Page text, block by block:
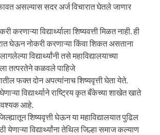
असल्यास सदर अर्ज विचारात घेतले जाणार
करणाऱ्या विद्यार्थ्याला शिष्यवत्ती मिळत नाही. ही
घेऊन नोकरी करणाऱ्या किंवा शिकत असताना
विद्यार्थ्यांनी तसे महाविद्यालयाच्या
तत्परतेने कळवले पाहिजे
फक्त दोन अपत्यांनाच शिष्यवृत्ती घेता येते.
विद्यार्थ्याने राष्ट्रिय कृत बँकेच्या शाखेत खाते
आहे.
शिष्यवृत्ती घेऊन या महाविद्यालयात पुढिल
येणाऱ्या विद्यार्थ्यांना तेथिल जिल्हा समाज कल्याण